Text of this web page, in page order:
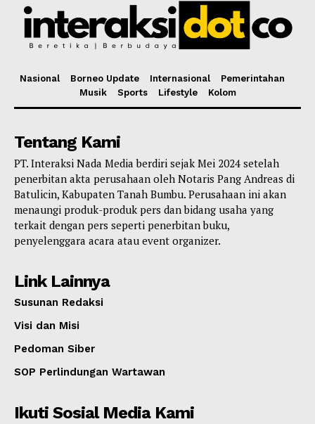
Nasional Borneo Update Internasional
Pemerintahan
Musik
Sports Lifestyle Kolom
Tentang Kami
PT. Interaksi Nada Media berdiri sejak Mei 2024 setelah
penerbitan akta perusahaan oleh Notaris Pang Andreas di
Batulicin, Kabupaten Tanah Bumbu. Perusahaan ini akan
menaungi produk-produk pers dan bidang usaha yang
terkait dengan pers seperti penerbitan buku,
penyelenggara acara atau event organizer.
Link Lainnya
Susunan Redaksi
Visi dan Misi
Pedoman Siber
SOP Perlindungan Wartawan
Ikuti Sosial Media Kami